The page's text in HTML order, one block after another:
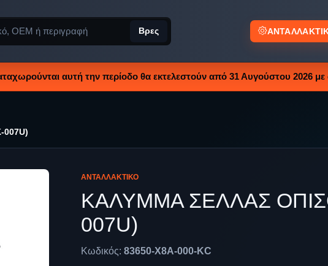
Βρες
αυτή την περίοδο θα εκτελεστούν από 31 Αυγούστου 2026 με
ΑΝΤΑΛΛΑΚΤΙΚΌ
ΚΑΛΥΜΜΑ ΣΕΛΛΑΣ
007U)
Κωδικός: 83650-X8A-000-KC